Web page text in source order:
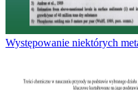
Występowanie niektórych